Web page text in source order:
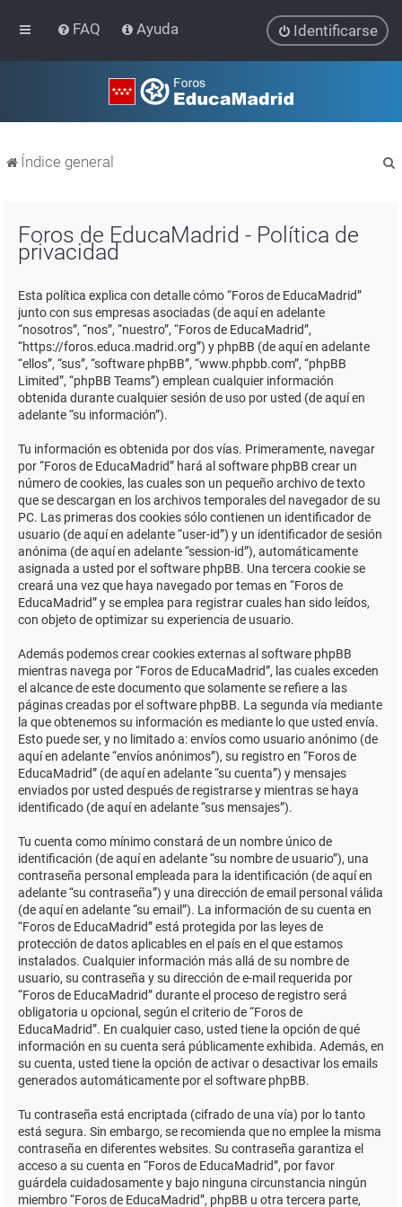
FAQ Ayuda Identificarse
Índice general
Foros de EducaMadrid - Política de
privacidad
Esta política explica con detalle cómo “Foros de EducaMadrid”
junto con sus empresas asociadas (de aquí en adelante
“nosotros”, “nos”, “nuestro”, “Foros de EducaMadrid”,
“https://foros.educa.madrid.org”) y phpBB (de aquí en adelante
“ellos”, “sus”, “software phpBB”, “www.phpbb.com”, “phpBB
Limited”, “phpBB Teams”) emplean cualquier información
obtenida durante cualquier sesión de uso por usted (de aquí en
adelante “su información”).
Tu información es obtenida por dos vías. Primeramente, navegar
por “Foros de EducaMadrid” hará al software phpBB crear un
número de cookies, las cuales son un pequeño archivo de texto
que se descargan en los archivos temporales del navegador de su
PC. Las primeras dos cookies sólo contienen un identificador de
usuario (de aquí en adelante “user-id”) y un identificador de sesión
anónima (de aquí en adelante “session-id”), automáticamente
asignada a usted por el software phpBB. Una tercera cookie se
creará una vez que haya navegado por temas en “Foros de
EducaMadrid” y se emplea para registrar cuales han sido leídos,
con objeto de optimizar su experiencia de usuario.
Además podemos crear cookies externas al software phpBB
mientras navega por “Foros de EducaMadrid”, las cuales exceden
el alcance de este documento que solamente se refiere a las
páginas creadas por el software phpBB. La segunda vía mediante
la que obtenemos su información es mediante lo que usted envía.
Esto puede ser, y no limitado a: envíos como usuario anónimo (de
aquí en adelante “envíos anónimos”), su registro en “Foros de
EducaMadrid” (de aquí en adelante “su cuenta”) y mensajes
enviados por usted después de registrarse y mientras se haya
identificado (de aquí en adelante “sus mensajes”).
Tu cuenta como mínimo constará de un nombre único de
identificación (de aquí en adelante “su nombre de usuario”), una
contraseña personal empleada para la identificación (de aquí en
adelante “su contraseña”) y una dirección de email personal válida
(de aquí en adelante “su email”). La información de su cuenta en
“Foros de EducaMadrid” está protegida por las leyes de
protección de datos aplicables en el país en el que estamos
instalados. Cualquier información más allá de su nombre de
usuario, su contraseña y su dirección de e-mail requerida por
“Foros de EducaMadrid” durante el proceso de registro será
obligatoria u opcional, según el criterio de “Foros de
EducaMadrid”. En cualquier caso, usted tiene la opción de qué
información en su cuenta será públicamente exhibida. Además, en
su cuenta, usted tiene la opción de activar o desactivar los emails
generados automáticamente por el software phpBB.
Tu contraseña está encriptada (cifrado de una vía) por lo tanto
está segura. Sin embargo, se recomienda que no emplee la misma
contraseña en diferentes websites. Su contraseña garantiza el
acceso a su cuenta en “Foros de EducaMadrid”, por favor
guárdela cuidadosamente y bajo ninguna circunstancia ningún
miembro “Foros de EducaMadrid”, phpBB u otra tercera parte,